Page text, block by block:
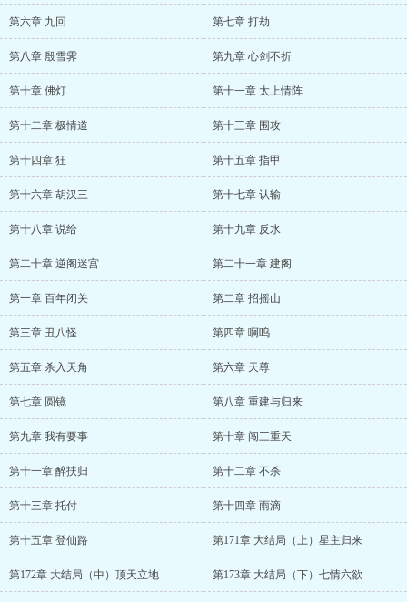
第六章 九回 第七章 打劫
第八章 殷雪霁 第九章 心剑不折
第十章 佛灯 第十一章 太上情阵
第十二章 极情道 第十三章 围攻
第十四章 狂 第十五章 指甲
第十六章 胡汉三 第十七章 认输
第十八章 说给 第十九章 反水
第二十章 逆阁迷宫 第二十一章 建阁
第一章 百年闭关 第二章 招摇山
第三章 丑八怪 第四章 啊呜
第五章 杀入天角 第六章 天尊
第七章 圆镜 第八章 重建与归来
第九章 我有要事 第十章 闯三重天
第十一章 醉扶归 第十二章 不杀
第十三章 托付 第十四章 雨滴
第十五章 登仙路 第171章 大结局（上）星主归来
第172章 大结局（中）顶天立地 第173章 大结局（下）七情六欲